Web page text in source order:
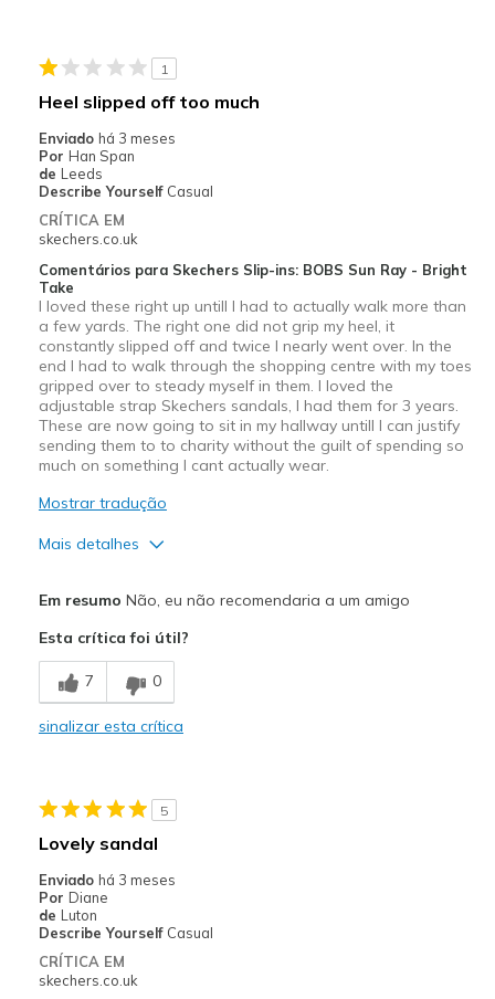
Travel
Sizing
1
Heel slipped off too much
Enviado há 3 meses
Por Han Span
de Leeds
Describe Yourself Casual
CRÍTICA EM
skechers.co.uk
Comentários para Skechers Slip-ins: BOBS Sun Ray - Bright
Take
I loved these right up untill I had to actually walk more than
a few yards. The right one did not grip my heel, it
constantly slipped off and twice I nearly went over. In the
end I had to walk through the shopping centre with my toes
gripped over to steady myself in them. I loved the
adjustable strap Skechers sandals, I had them for 3 years.
These are now going to sit in my hallway untill I can justify
sending them to to charity without the guilt of spending so
much on something I cant actually wear.
Mostrar tradução
Mais detalhes
Stylish
Contras
Cant keep on my feet
Width
Sizing
Feels full size too big
View On Shoes
Em resumo Não, eu não recomendaria a um amigo
Esta crítica foi útil?
7 0
sinalizar esta crítica
5
Lovely sandal
Enviado há 3 meses
Por Diane
de Luton
Describe Yourself Casual
CRÍTICA EM
skechers.co.uk